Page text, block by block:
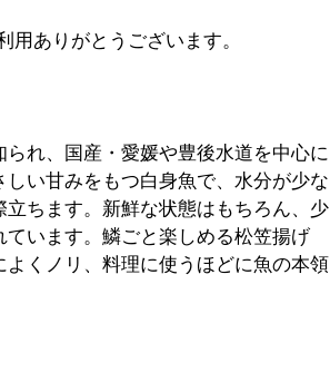
ありがとうございます。
れ、国産・愛媛や豊後水道を中心に
い甘みをもつ白身魚で、水分が少な
ちます。新鮮な状態はもちろん、少
います。鱗ごと楽しめる松笠揚げ
くノリ、料理に使うほどに魚の本領